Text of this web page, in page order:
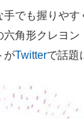
す
新トレンド
て選べる
でも握りやす
角形クレヨン
がTwitterで話題